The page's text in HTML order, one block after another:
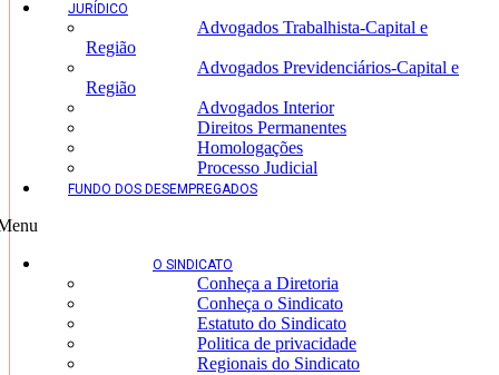
JURÍDICO
Advogados Trabalhista-Capital e
Região
Advogados Previdenciários-Capital e
Região
Advogados Interior
Direitos Permanentes
Homologações
Processo Judicial
FUNDO DOS DESEMPREGADOS
O SINDICATO
Conheça a Diretoria
Conheça o Sindicato
Estatuto do Sindicato
Politica de privacidade
Regionais do Sindicato